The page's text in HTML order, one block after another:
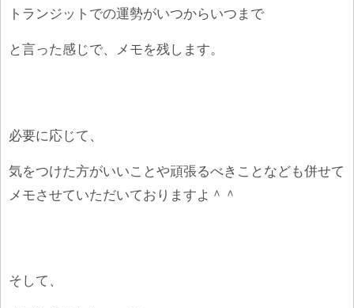
トランジットでの運勢がいつからいつまで
と言った感じで、メモを残します。
必要に応じて、
気をつけた方がいいことや頑張るべきことなども併せて
メモさせていただいておりますよ＾＾
そして、